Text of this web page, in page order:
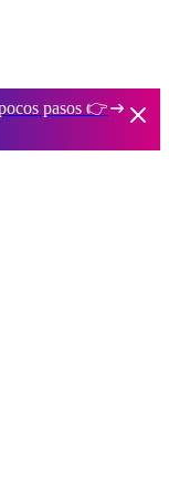
pasos 👉